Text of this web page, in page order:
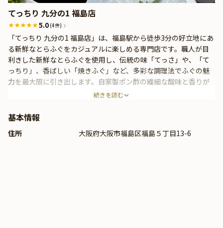
てっちり 九分の1 福島店
5.0 (4件)
「てっちり 九分の1 福島店」は、福島駅から徒歩3分の好立地にあ
る新鮮なとらふぐをカジュアルに楽しめる専門店です。職人が目
利きした新鮮なとらふぐを使用し、伝統の味「てっさ」や、「て
っちり」、香ばしい「焼きふぐ」など、多彩な調理法でふぐの魅
力を最大限に引き出します。自家製ポン酢の繊細な酸味と香りが
ふぐの旨味を引き立て、特別なひとときを彩ります。店内は、掘
はじめ、お料理に合う多彩なお酒も豊富に取り揃えています。デ
なシーンでご利用いただける「てっちり 九分の1 福島店」。新鮮
続きを読む
基本情報
住所 大阪府大阪市福島区福島５丁目13-6